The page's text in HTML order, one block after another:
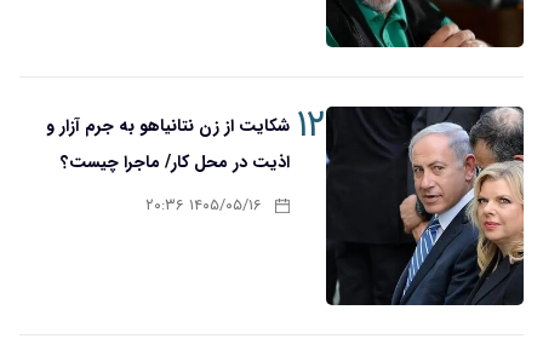
۱۲ شکایت از زن نتانیاهو به جرم آزار و
اذیت در محل کار/ ماجرا چیست؟
۱۴۰۵/۰۵/۱۶ ۲۰:۳۶